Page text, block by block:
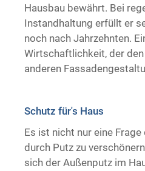
Hausbau bewährt. Bei
Instandhaltung erfüllt er
noch nach Jahrzehnten.
Wirtschaftlichkeit, der
anderen
Schutz für's Haus
Es ist nicht nur eine
durch Putz zu
sich der Außenputz im